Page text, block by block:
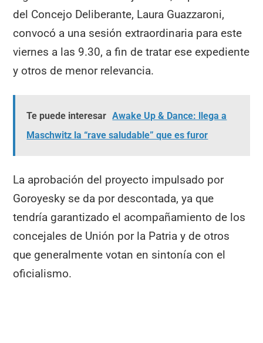
del Concejo Deliberante, Laura Guazzaroni,
convocó a una sesión extraordinaria para este
viernes a las 9.30, a fin de tratar ese expediente
y otros de menor relevancia.
Te puede interesar Awake Up & Dance: llega a
Maschwitz la “rave saludable” que es furor
La aprobación del proyecto impulsado por
Goroyesky se da por descontada, ya que
tendría garantizado el acompañamiento de los
concejales de Unión por la Patria y de otros
que generalmente votan en sintonía con el
oficialismo.